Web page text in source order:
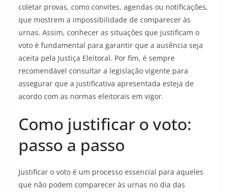
coletar provas, como convites, agendas ou notificações,
que mostrem a impossibilidade de comparecer às
urnas. Assim, conhecer as situações que justificam o
voto é fundamental para garantir que a ausência seja
aceita pela Justiça Eleitoral. Por fim, é sempre
recomendável consultar a legislação vigente para
assegurar que a justificativa apresentada esteja de
acordo com as normas eleitorais em vigor.
Como justificar o voto:
passo a passo
Justificar o voto é um processo essencial para aqueles
que não podem comparecer às urnas no dia das